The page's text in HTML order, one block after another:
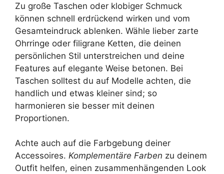
Zu große Taschen oder klobiger Schmuck
können schnell erdrückend wirken und vom
Gesamteindruck ablenken. Wähle lieber zarte
Ohrringe oder filigrane Ketten, die deinen
persönlichen Stil unterstreichen und deine
Features auf elegante Weise betonen. Bei
Taschen solltest du auf Modelle achten, die
handlich und etwas kleiner sind; so
harmonieren sie besser mit deinen
Proportionen.
Achte auch auf die Farbgebung deiner
Accessoires. Komplementäre Farben zu deinem
Outfit helfen, einen zusammenhängenden Look